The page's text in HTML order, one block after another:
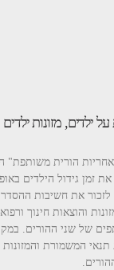
ילדים, מזונות ילדים
הורית משותפת"
גידול הילדים באופן
לזכור את חשיבות
והוצאות חינוך
של שני ההורים.
המשמורת